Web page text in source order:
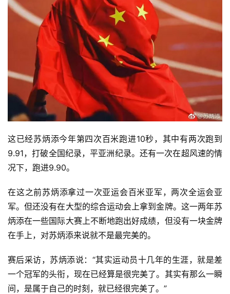
这已经苏炳添今年第四次百米跑进10秒，其中有两次跑到
9.91，打破全国纪录，平亚洲纪录。还有一次在超风速的情
况下，跑进9.90。
在这之前苏炳添拿过一次亚运会百米亚军，两次全运会亚
军。但还没有在大型的综合运动会上拿到金牌。这一两年苏
炳添在一些国际大赛上不断地跑出好成绩，但没有一块金牌
在手上，对苏炳添来说就不是最完美的。
赛后采访，苏炳添说：“其实运动员十几年的生涯，就是差
一个冠军的头衔，现在已经算是很完美了。其实有那么一瞬
间，是属于自己的时刻，就已经很完美了。”